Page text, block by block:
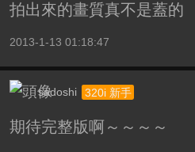
拍出來的畫質真不是蓋的
2013-1-13 01:18:47
sadoshi 320i 新手
期待完整版啊～～～～